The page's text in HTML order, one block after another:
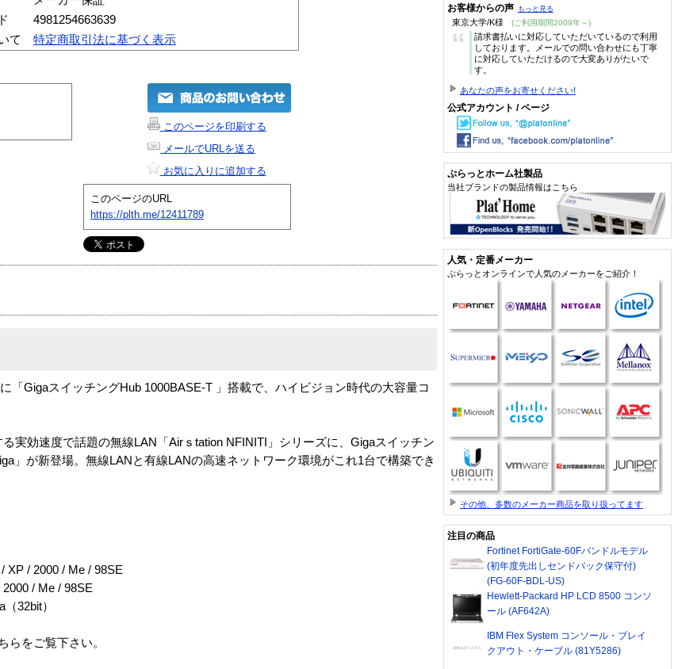
4981254663639
て
特定商取引法に基づく表示
このページを印刷する
メールでURLを送る
お気に入りに追加する
このページのURL
https://plth.me/12411789
「GigaスイッチングHub 1000BASE-T 」搭載で、ハイビジョン時代の大容量コ
実効速度で話題の無線LAN「Airｓtation NFINITI」シリーズに、Gigaスイッチン
」が新登場。無線LANと有線LANの高速ネットワーク環境がこれ1台で構築でき
XP / 2000 / Me / 98SE
/ Me / 98SE
32bit）
らをご覧下さい。
お客様からの声 もっと見る
東京大学/K様 (ご利用期間2009年～)
“
請求書払いに対応していただいているので利用
しております。メールでの問い合わせにも丁寧
に対応していただけるので大変ありがたいで
す。
あなたの声をお寄せください!
公式アカウント / ページ
ぷらっとホーム社製品
当社ブランドの製品情報はこちら
人気・定番メーカー
ぷらっとオンラインで人気のメーカーをご紹介！
その他、多数のメーカー商品を取り扱ってます
注目の商品
Fortinet FortiGate-60Fバンドルモデル
(初年度先出しセンドバック保守付)
(FG-60F-BDL-US)
Hewlett-Packard HP LCD 8500 コンソ
ール (AF642A)
IBM Flex System コンソール・ブレイ
クアウト・ケーブル (81Y5286)